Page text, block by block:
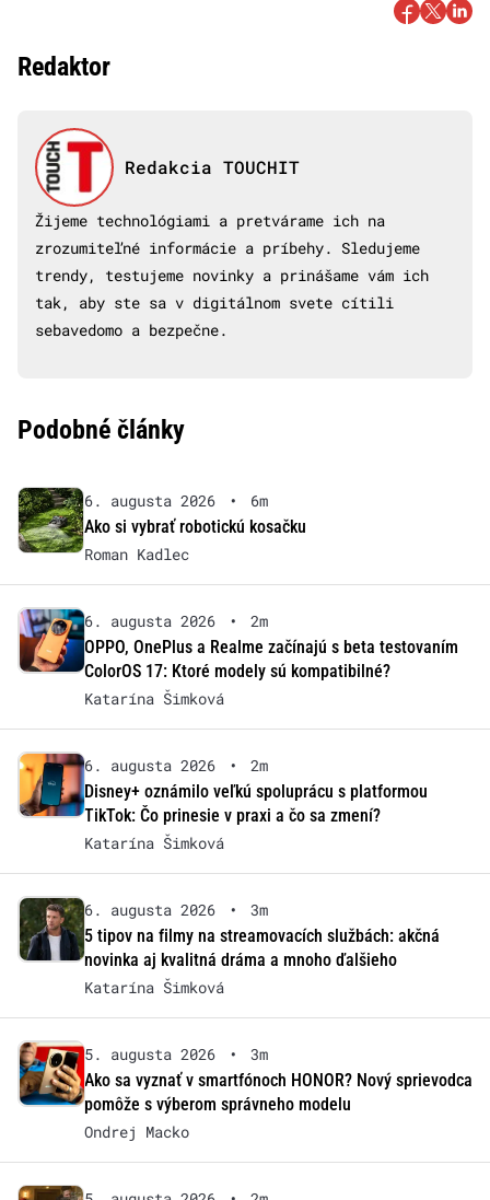
Redaktor
Redakcia TOUCHIT
Žijeme technológiami a pretvárame ich na
zrozumiteľné informácie a príbehy. Sledujeme
trendy, testujeme novinky a prinášame vám ich
tak, aby ste sa v digitálnom svete cítili
sebavedomo a bezpečne.
Podobné články
6. augusta 2026 •
6m
Ako si vybrať robotickú kosačku
Roman Kadlec
6. augusta 2026 •
2m
OPPO, OnePlus a Realme začínajú s beta testovaním
ColorOS 17: Ktoré modely sú kompatibilné?
Katarína Šimková
6. augusta 2026 •
2m
Disney+ oznámilo veľkú spoluprácu s platformou
TikTok: Čo prinesie v praxi a čo sa zmení?
Katarína Šimková
6. augusta 2026 •
3m
5 tipov na filmy na streamovacích službách: akčná
novinka aj kvalitná dráma a mnoho ďalšieho
Katarína Šimková
5. augusta 2026 •
3m
Ako sa vyznať v smartfónoch HONOR? Nový sprievodca
pomôže s výberom správneho modelu
Ondrej Macko